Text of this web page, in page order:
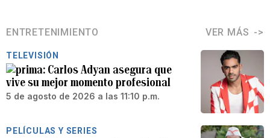
ENTRETENIMIENTO VER MÁS
TELEVISIÓN
Carlos Adyan asegura que
vive su mejor momento profesional
5 de agosto de 2026 a las 11:10 p.m.
PELÍCULAS Y SERIES